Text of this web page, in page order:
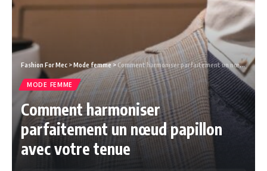
Fashion For Mec >Mode femme>Comment harmoniser parfaitement un nœud papillon avec votre tenue
MODE FEMME
Comment harmoniser
parfaitement un nœud papillon
avec votre tenue